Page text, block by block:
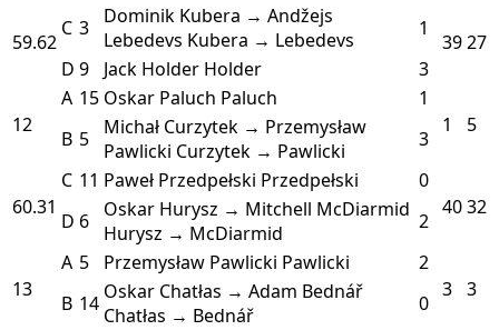
59.62
C 3
Dominik Kubera → Andžejs
Lebedevs Kubera → Lebedevs 1
3927
D 9 Jack Holder Holder 3
12
A 15 Oskar Paluch Paluch
1
1
5
B 5
Michał Curzytek → Przemysław
Pawlicki Curzytek → Pawlicki 3
60.31
C 11 Paweł Przedpełski Przedpełski
0
4032
D 6
Oskar Hurysz → Mitchell McDiarmid
Hurysz → McDiarmid
2
13
A 5 Przemysław Pawlicki Pawlicki
2
3 3
B 14 Oskar Chatłas → Adam Bednář
Chatłas → Bednář
0